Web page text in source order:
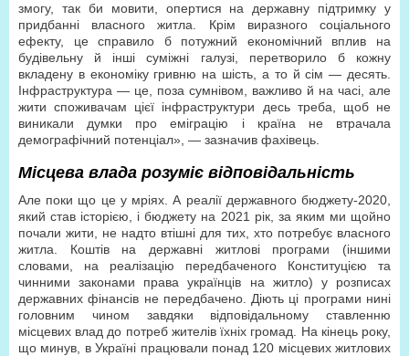
змогу, так би мовити, опертися на державну підтримку у
придбанні власного житла. Крім виразного соціального
ефекту, це справило б потужний економічний вплив на
будівельну й інші суміжні галузі, перетворило б кожну
вкладену в економіку гривню на шість, а то й сім — десять.
Інфраструктура — це, поза сумнівом, важливо й на часі, але
жити споживачам цієї інфраструктури десь треба, щоб не
виникали думки про еміграцію і країна не втрачала
демографічний потенціал», — зазначив фахівець.
Місцева влада розуміє відповідальність
Але поки що це у мріях. А реалії державного бюджету-2020,
який став історією, і бюджету на 2021 рік, за яким ми щойно
почали жити, не надто втішні для тих, хто потребує власного
житла. Коштів на державні житлові програми (іншими
словами, на реалізацію передбаченого Конституцією та
чинними законами права українців на житло) у розписах
державних фінансів не передбачено. Діють ці програми нині
головним чином завдяки відповідальному ставленню
місцевих влад до потреб жителів їхніх громад. На кінець року,
що минув, в Україні працювали понад 120 місцевих житлових